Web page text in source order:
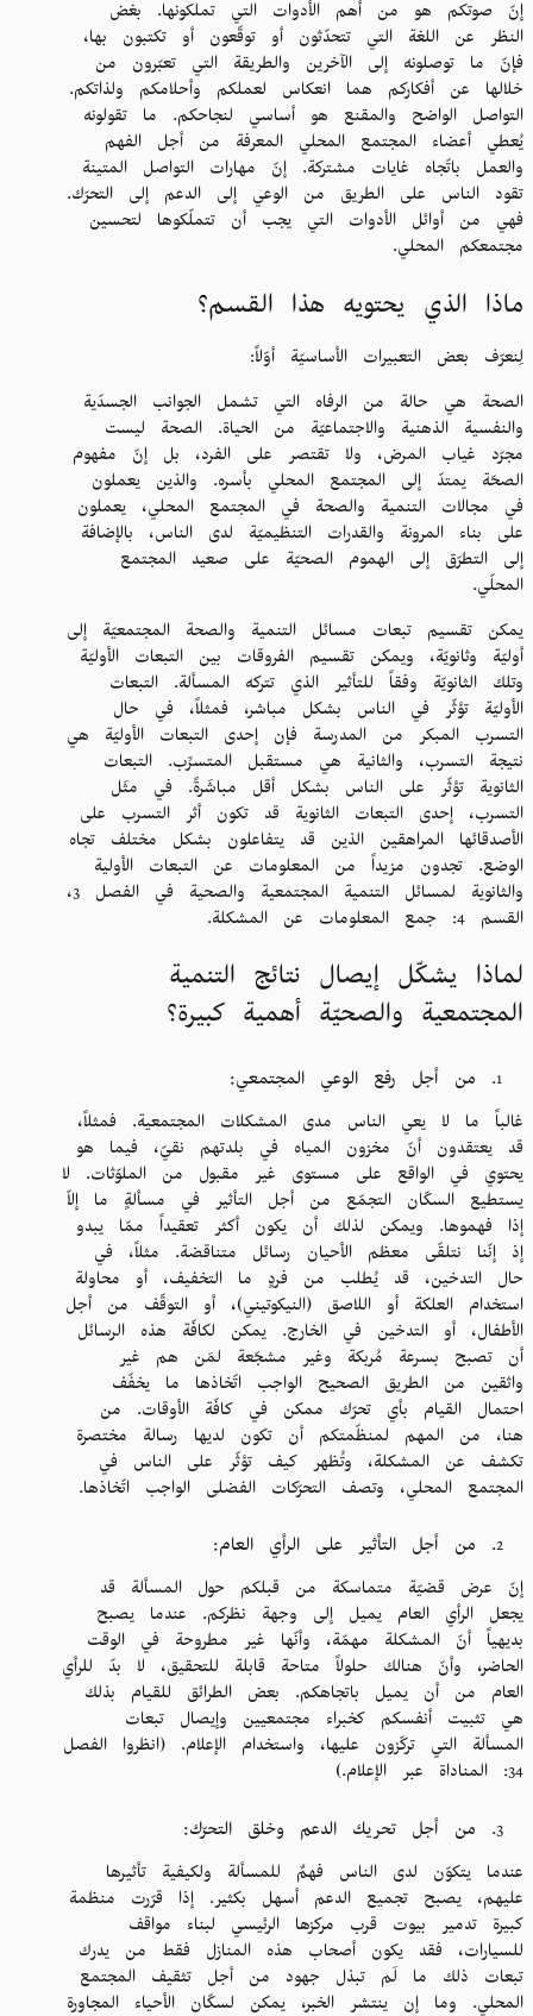
إنّ صوتكم هو من أهم الأدوات التي تملكونها. بغض
النظر عن اللغة التي تتحدّثون أو توقّعون أو تكتبون بها،
فإنّ ما توصلونه إلى الآخرين والطريقة التي تعبّرون من
خلالها عن أفكاركم هما انعكاس لعملكم وأحلامكم ولذاتكم.
التواصل الواضح والمقنع هو أساسي لنجاحكم. ما تقولونه
يُعطي أعضاء المجتمع المحلي المعرفة من أجل الفهم
والعمل باتّجاه غايات مشتركة. إنّ مهارات التواصل المتينة
تقود الناس على الطريق من الوعي إلى الدعم إلى التحرّك.
فهي من أوائل الأدوات التي يجب أن تتملّكوها لتحسين
مجتمعكم المحلي.
ماذا الذي يحتويه هذا القسم؟
لِنعرّف بعض التعبيرات الأساسيّة أوّلاً:
الصحة هي حالة من الرفاه التي تشمل الجوانب الجسدّية
والنفسية الذهنية والاجتماعيّة من الحياة. الصحة ليست
مجرّد غياب المرض، ولا تقتصر على الفرد، بل إنّ مفهوم
الصحّة يمتدّ إلى المجتمع المحلي بأسره. والذين يعملون
في مجالات التنمية والصحة في المجتمع المحلي، يعملون
على بناء المرونة والقدرات التنظيميّة لدى الناس، بالإضافة
إلى التطرّق إلى الهموم الصحيّة على صعيد المجتمع
المحلّي.
يمكن تقسيم تبعات مسائل التنمية والصحة المجتمعيّة إلى
أوليّة وثانويّة، ويمكن تقسيم الفروقات بين التبعات الأوليّة
وتلك الثانويّة وفقاً للتأثير الذي تتركه المسألة. التبعات
الأوليّة تؤثّر في الناس بشكل مباشر، فمثلاً، في حال
التسرب المبكر من المدرسة فإن إحدى التبعات الأوليّة هي
نتيجة التسرب، والثانية هي مستقبل المتسرِّب. التبعات
الثانوية تؤثّر على الناس بشكل أقل مباشَرةً. في مثَل
التسرب، إحدى التبعات الثانوية قد تكون أثر التسرب على
الأصدقائها المراهقين الذين قد يتفاعلون بشكل مختلف تجاه
الوضع. تجدون مزيداً من المعلومات عن التبعات الأولية
والثانوية لمسائل التنمية المجتمعية والصحية في الفصل 3،
القسم 4: جمع المعلومات عن المشكلة.
لماذا يشكّل إيصال نتائج التنمية
المجتمعية والصحيّة أهمية كبيرة؟
من أجل رفع الوعي المجتمعي:
غالباً ما لا يعي الناس مدى المشكلات المجتمعية. فمثلاً،
قد يعتقدون أنّ مخزون المياه في بلدتهم نقيّ، فيما هو
يحتوي في الواقع على مستوى غير مقبول من الملوّثات. لا
يستطيع السكّان التجمّع من أجل التأثير في مسألةٍ ما إلاّ
إذا فهموها. ويمكن لذلك أن يكون أكثر تعقيداً ممّا يبدو
إذ إنّنا نتلقّى معظم الأحيان رسائل متناقضة. مثلاً، في
حال التدخين، قد يُطلب من فردٍ ما التخفيف، أو محاولة
استخدام العلكة أو اللاصق (النيكوتيني)، أو التوقّف من أجل
الأطفال، أو التدخين في الخارج. يمكن لكافّة هذه الرسائل
أن تصبح بسرعة مُربكة وغير مشجّعة لمَن هم غير
واثقين من الطريق الصحيح الواجب اتّخاذها ما يخفّف
احتمال القيام بأي تحرّك ممكن في كافّة الأوقات. من
هنا، من المهم لمنظّمتكم أن تكون لديها رسالة مختصرة
تكشف عن المشكلة، وتُظهر كيف تؤثّر على الناس في
المجتمع المحلي، وتصف التحرّكات الفضلى الواجب اتّخاذها.
من أجل التأثير على الرأي العام:
إنّ عرض قضيّة متماسكة من قبلكم حول المسألة قد
يجعل الرأي العام يميل إلى وجهة نظركم. عندما يصبح
بديهياً أنّ المشكلة مهمّة، وأنّها غير مطروحة في الوقت
الحاضر، وأنّ هنالك حلولاً متاحة قابلة للتحقيق، لا بدّ للرأي
العام من أن يميل باتجاهكم. بعض الطرائق للقيام بذلك
هي تثبيت أنفسكم كخبراء مجتمعيين وإيصال تبعات
المسألة التي تركّزون عليها، واستخدام الإعلام. (انظروا الفصل
34: المناداة عبر الإعلام.)
من أجل تحريك الدعم وخلق التحرّك:
عندما يتكوّن لدى الناس فهمٌ للمسألة ولكيفية تأثيرها
عليهم، يصبح تجميع الدعم أسهل بكثير. إذا قرّرت منظمة
كبيرة تدمير بيوت قرب مركزها الرئيسي لبناء مواقف
للسيارات، فقد يكون أصحاب هذه المنازل فقط من يدرك
تبعات ذلك ما لَم تبذل جهود من أجل تثقيف المجتمع
المحلي. وما إن ينتشر الخبر، يمكن لسكّان الأحياء المجاورة